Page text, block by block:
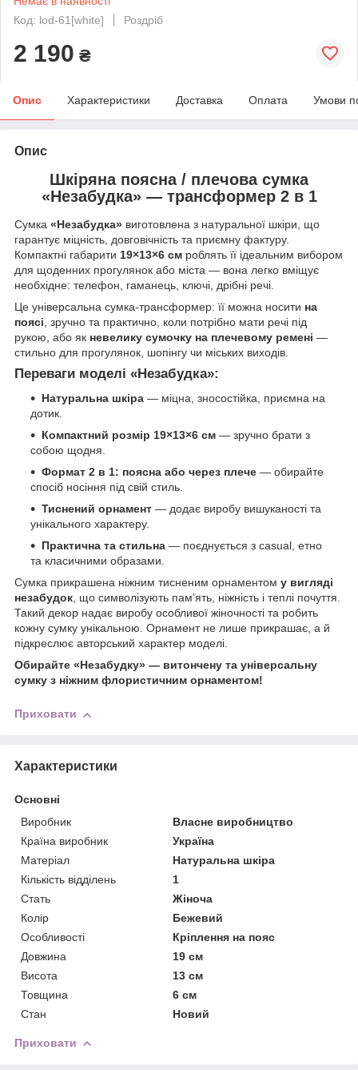
Код: lod-61[white]
Роздріб
2 190 ₴
Опис Характеристики Доставка Оплата Умови
Опис
Шкіряна поясна / плечова сумка
«Незабудка» — трансформер 2 в 1
Сумка «Незабудка» виготовлена з натуральної шкіри, що
гарантує міцність, довговічність та приємну фактуру.
Компактні габарити 19×13×6 см роблять її ідеальним вибором
для щоденних прогулянок або міста — вона легко вміщує
необхідне: телефон, гаманець, ключі, дрібні речі.
Це універсальна сумка-трансформер: її можна носити на
поясі, зручно та практично, коли потрібно мати речі під
рукою, або як невелику сумочку на плечевому ремені —
стильно для прогулянок, шопінгу чи міських виходів.
Переваги моделі «Незабудка»:
Натуральна шкіра — міцна, зносостійка, приємна на
дотик.
Компактний розмір 19×13×6 см — зручно брати з
собою щодня.
Формат 2 в 1: поясна або через плече — обирайте
спосіб носіння під свій стиль.
Тиснений орнамент — додає виробу вишуканості та
унікального характеру.
Практична та стильна — поєднується з casual, етно
та класичними образами.
Сумка прикрашена ніжним тисненим орнаментом у вигляді
незабудок, що символізують пам’ять, ніжність і теплі почуття.
Такий декор надає виробу особливої жіночності та робить
кожну сумку унікальною. Орнамент не лише прикрашає, а й
підкреслює авторський характер моделі.
Обирайте «Незабудку» — витончену та універсальну
сумку з ніжним флористичним орнаментом!
Приховати
Характеристики
Основні
Виробник
Власне виробництво
Країна виробник
Україна
Матеріал
Натуральна шкіра
Кількість відділень
1
Стать
Жіноча
Колір
Бежевий
Особливості
Кріплення на пояс
Довжина
19 см
Висота
13 см
Товщина
6 см
Стан
Новий
Приховати